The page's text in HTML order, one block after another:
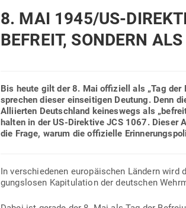
8. MAI 1945/US-
BEFREIT, SONDERN
Bis heute gilt der 8. Mai offi­ziell als „Tag
sprechen dieser ein­sei­tigen Deutung. Denn
Alli­ierten Deutschland kei­neswegs als
halten in der US-Direktive JCS 1067. Dieser
die Frage, warum die offi­zielle
In ver­schie­denen euro­päi­schen Ländern
gungs­losen Kapi­tu­lation der deut­schen